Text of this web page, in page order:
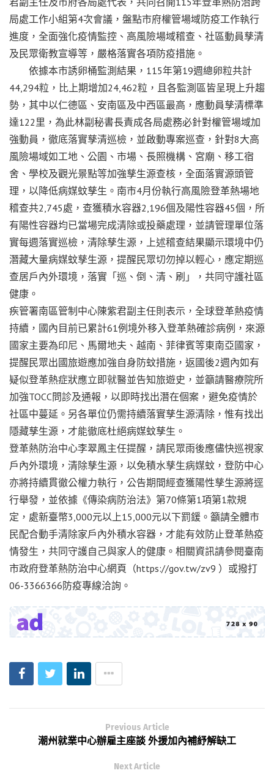
局處工作小組第4次會議，盤點市府權管場域防疫工作執行
進度，全面強化疫情監控、高風險場域稽查、社區動員孳清
及民眾衛教宣導等，嚴格落實各項防疫措施。
依據本市誘卵桶監測結果，115年第19週總卵粒共計
44,294粒，比上期增加24,462粒，且各監測區皆呈現上升趨
勢，其中以仁德區、安南區及中西區最高，應動員孳清標準
達122里，為此林副秘書長責成各局處務必針對權管場域加
強動員，徹底落實孳清巡檢，並啟動專案巡查，針對8大高
風險場域如工地、公園、市場、長照機構、宮廟、移工宿
舍、學校及觀光景點等加強孳生源查核，全面落實源頭管
理，以降低病媒蚊孳生。南市4月份執行高風險登革熱場地
稽查共2,745處，查獲積水容器2,196個及陽性容器45個，所
有陽性容器均已當場完成清除或投藥處理，並請管理單位落
實每週落實巡檢，清除孳生源，上述稽查結果顯示環境中仍
潛藏大量病媒蚊孳生源，提醒民眾切勿掉以輕心，應定期巡
查居戶內外環境，落實「巡、倒、清、刷」，共同守護社區
健康。
疾管署南區管制中心陳紫君副主任則表示，全球登革熱疫情
持續，國內目前已累計61例境外移入登革熱確診病例，來源
國家主要為印尼、馬爾地夫、越南、菲律賓等東南亞國家，
提醒民眾出國旅遊應加強自身防蚊措施，返國後2週內如有
疑似登革熱症狀應立即就醫並告知旅遊史，並籲請醫療院所
加強TOCC問診及通報，以即時找出潛在個案，避免疫情於
社區中蔓延。另各單位仍需持續落實孳生源清除，惟有找出
隱藏孳生源，才能徹底杜絕病媒蚊孳生。
登革熱防治中心李翠鳳主任提醒，請民眾雨後應儘快巡視家
戶內外環境，清除孳生源，以免積水孳生病媒蚊，登防中心
亦將持續貫徹公權力執行，公告期間經查獲陽性孳生源將逕
行舉發，並依據《傳染病防治法》第70條第1項第1款規
定，處新臺幣3,000元以上15,000元以下罰鍰。籲請全體市
民配合動手清除家戶內外積水容器，才能有效防止登革熱疫
情發生，共同守護自己與家人的健康。相關資訊請參閱臺南
市政府登革熱防治中心網頁（https://gov.tw/zv9 ）或撥打
06-3366366防疫專線洽詢。
Previous Article
潮州就業中心辦雇主座談 外援加內補紓解缺工
Next Article